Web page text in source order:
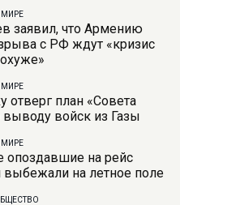
МИРЕ
заявил, что Армению
с РФ ждут «кризис
МИРЕ
отверг план «Совета
выводу войск из Газы
МИРЕ
опоздавшие на рейс
на летное поле